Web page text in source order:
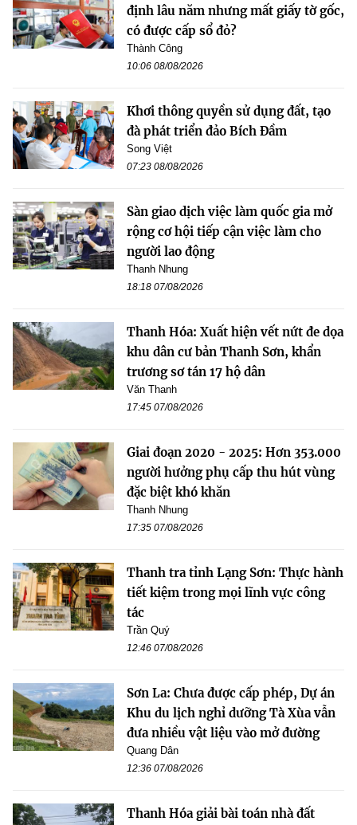
định lâu năm nhưng mất giấy tờ gốc,
có được cấp sổ đỏ?
Thành Công
10:06 08/08/2026
Khơi thông quyền sử dụng đất, tạo
đà phát triển đảo Bích Đầm
Song Việt
07:23 08/08/2026
Sàn giao dịch việc làm quốc gia mở
rộng cơ hội tiếp cận việc làm cho
người lao động
Thanh Nhung
18:18 07/08/2026
Thanh Hóa: Xuất hiện vết nứt đe dọa
khu dân cư bản Thanh Sơn, khẩn
trương sơ tán 17 hộ dân
Văn Thanh
17:45 07/08/2026
Giai đoạn 2020 - 2025: Hơn 353.000
người hưởng phụ cấp thu hút vùng
đặc biệt khó khăn
Thanh Nhung
17:35 07/08/2026
Thanh tra tỉnh Lạng Sơn: Thực hành
tiết kiệm trong mọi lĩnh vực công
tác
Trần Quý
12:46 07/08/2026
Sơn La: Chưa được cấp phép, Dự án
Khu du lịch nghỉ dưỡng Tà Xùa vẫn
đưa nhiều vật liệu vào mở đường
Quang Dân
12:36 07/08/2026
Thanh Hóa giải bài toán nhà đất